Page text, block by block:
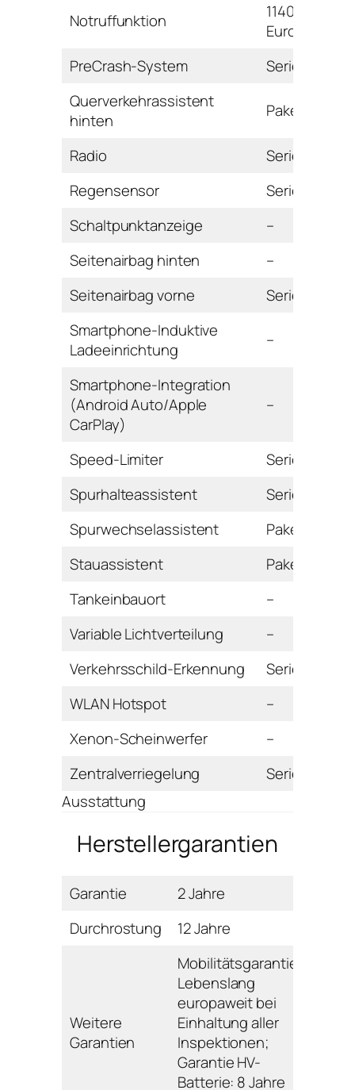
Notruffunktion
1140
Euro
PreCrash-System
Serie
Querverkehrassistent
hinten
Paket
Radio
Serie
Regensensor
Serie
Schaltpunktanzeige
–
Seitenairbag hinten
–
Seitenairbag vorne
Serie
Smartphone-Induktive
Ladeeinrichtung
–
Smartphone-Integration
(Android Auto/Apple
CarPlay)
–
Speed-Limiter
Serie
Spurhalteassistent
Serie
Spurwechselassistent
Paket
Stauassistent
Paket
Tankeinbauort
–
Variable Lichtverteilung
–
Verkehrsschild-Erkennung
Serie
WLAN Hotspot
–
Xenon-Scheinwerfer
–
Zentralverriegelung
Serie
Ausstattung
Herstellergarantien
Garantie
2 Jahre
Durchrostung
12 Jahre
Weitere
Garantien
Mobilitätsgarantie:
Lebenslang
europaweit bei
Einhaltung aller
Inspektionen;
Garantie HV-
Batterie: 8 Jahre